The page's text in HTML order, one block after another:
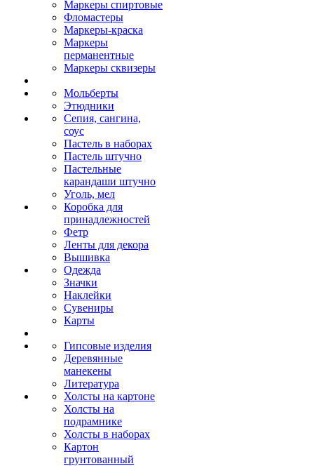
Маркеры спиртовые
Фломастеры
Маркеры-краска
Маркеры
перманентные
Маркеры сквизеры
Мольберты
Этюдники
Сепия, сангина,
соус
Пастель в наборах
Пастель штучно
Пастельные
карандаши штучно
Уголь, мел
Коробка для
принадлежностей
Фетр
Ленты для декора
Вышивка
Одежда
Значки
Наклейки
Сувениры
Карты
Гипсовые изделия
Деревянные
манекены
Литература
Холсты на картоне
Холсты на
подрамнике
Холсты в наборах
Картон
грунтованный